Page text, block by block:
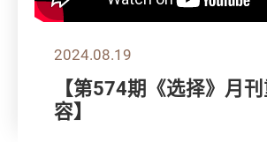
2024.08.19
【第574期《选择》月
容】